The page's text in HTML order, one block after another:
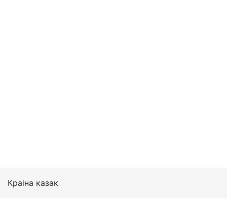
Краіна казак